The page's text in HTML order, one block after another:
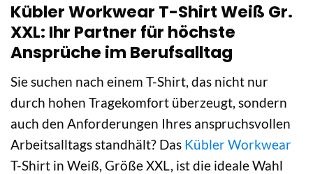
Kübler Workwear T-Shirt Weiß Gr.
XXL: Ihr Partner für höchste
Ansprüche im Berufsalltag
Sie suchen nach einem T-Shirt, das nicht nur
durch hohen Tragekomfort überzeugt, sondern
auch den Anforderungen Ihres anspruchsvollen
Arbeitsalltags standhält? Das Kübler Workwear
T-Shirt in Weiß, Größe XXL, ist die ideale Wahl